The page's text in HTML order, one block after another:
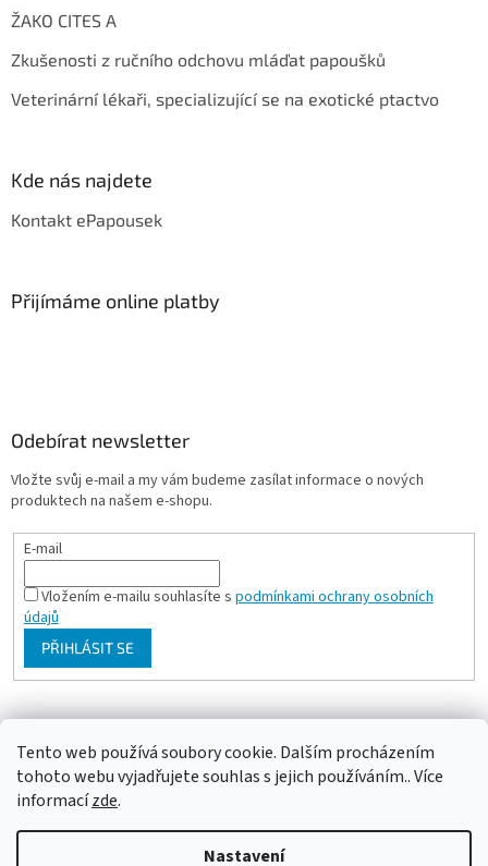
Tento web používá soubory cookie. Dalším procházením
tohoto webu vyjadřujete souhlas s jejich používáním.. Více
informacízde.
Nastavení
ŽAKO CITES A
Zkušenosti z ručního odchovu mláďat papoušků
Veterinární lékaři, specializující se na exotické ptactvo
Kde nás najdete
Kontakt ePapousek
Přijímáme online platby
Odebírat newsletter
Vložte svůj e-mail a my vám budeme zasílat informace o nových
produktech na našem e-shopu.
E-mail
Vložením e-mailu souhlasíte s podmínkami ochrany osobních
údajů
PŘIHLÁSIT SE